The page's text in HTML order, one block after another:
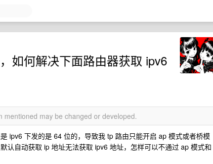
如何解决下面路由器获取 ipv6
may be changed or developed.
ipv6 下发的是 64 位的，导致我 tp 路由只能开启 ap 模式或者桥模
认自动获取 ip 地址无法获取 ipv6 地址，怎样可以不通过 ap 模式和